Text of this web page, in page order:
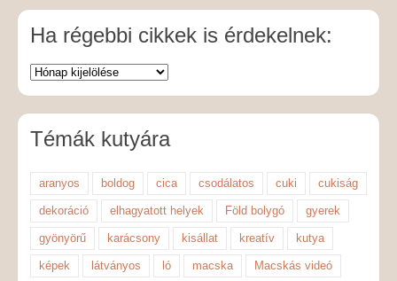
Ha régebbi cikkek is érdekelnek:
Témák kutyára
aranyos boldog cica csodálatos cuki cukiság
dekoráció elhagyatott helyek Föld bolygó gyerek
gyönyörű karácsony kisállat kreatív kutya
képek látványos ló macska Macskás videó